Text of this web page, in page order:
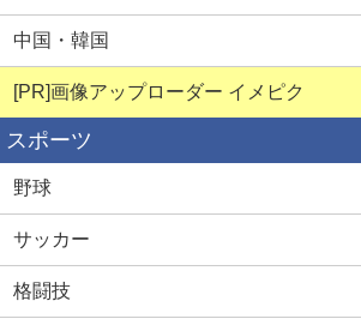
中国・韓国
[PR]画像アップローダー イメピク
スポーツ
野球
サッカー
格闘技